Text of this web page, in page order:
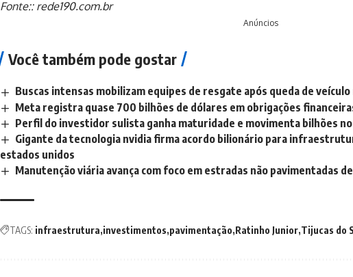
Fonte:: rede190.com.br
Anúncios
Você também pode gostar
Buscas intensas mobilizam equipes de resgate após queda de
Meta registra quase 700 bilhões de dólares em obrigações
Perfil do investidor sulista ganha maturidade e movimenta bilhões
Gigante da tecnologia nvidia firma acordo bilionário para
estados unidos
Manutenção viária avança com foco em estradas não pavimentadas
TAGS: infraestrutura investimentos pavimentação Ratinho Junior Tijucas do